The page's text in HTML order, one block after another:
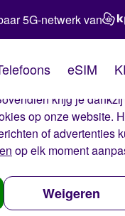
Simyo
website. Met deze
krijg je
op onze website.
of advertenties
op elk moment
Weigeren
5G-netwerk van
eSIM